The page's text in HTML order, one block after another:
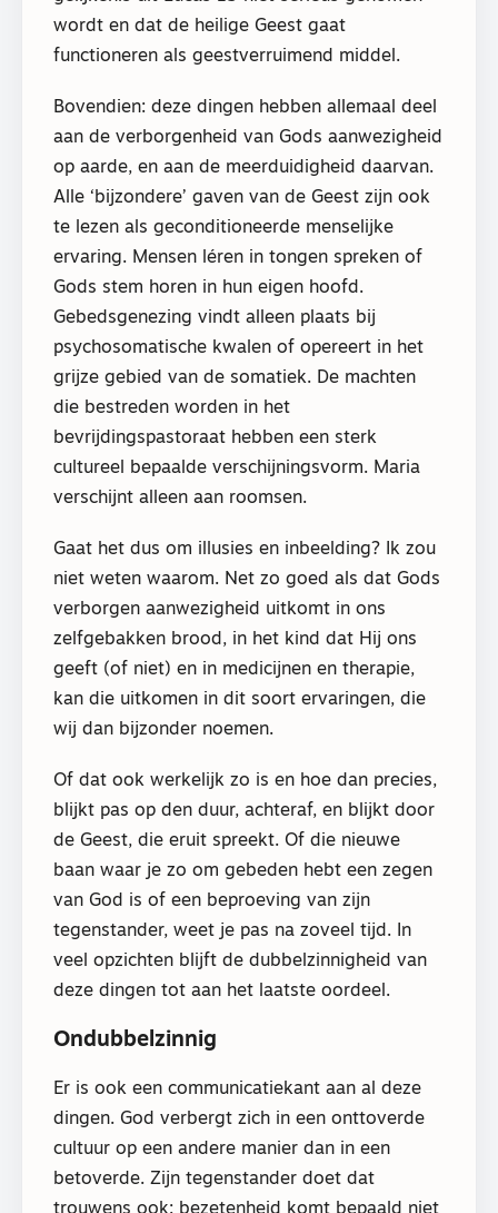
wordt en dat de heilige Geest gaat
functioneren als geestverruimend middel.
Bovendien: deze dingen hebben allemaal deel
aan de verborgenheid van Gods aanwezigheid
op aarde, en aan de meerduidigheid daarvan.
Alle ‘bijzondere’ gaven van de Geest zijn ook
te lezen als geconditioneerde menselijke
ervaring. Mensen léren in tongen spreken of
Gods stem horen in hun eigen hoofd.
Gebedsgenezing vindt alleen plaats bij
psychosomatische kwalen of opereert in het
grijze gebied van de somatiek. De machten
die bestreden worden in het
bevrijdingspastoraat hebben een sterk
cultureel bepaalde verschijningsvorm. Maria
verschijnt alleen aan roomsen.
Gaat het dus om illusies en inbeelding? Ik zou
niet weten waarom. Net zo goed als dat Gods
verborgen aanwezigheid uitkomt in ons
zelfgebakken brood, in het kind dat Hij ons
geeft (of niet) en in medicijnen en therapie,
kan die uitkomen in dit soort ervaringen, die
wij dan bijzonder noemen.
Of dat ook werkelijk zo is en hoe dan precies,
blijkt pas op den duur, achteraf, en blijkt door
de Geest, die eruit spreekt. Of die nieuwe
baan waar je zo om gebeden hebt een zegen
van God is of een beproeving van zijn
tegenstander, weet je pas na zoveel tijd. In
veel opzichten blijft de dubbelzinnigheid van
deze dingen tot aan het laatste oordeel.
Ondubbelzinnig
Er is ook een communicatiekant aan al deze
dingen. God verbergt zich in een onttoverde
cultuur op een andere manier dan in een
betoverde. Zijn tegenstander doet dat